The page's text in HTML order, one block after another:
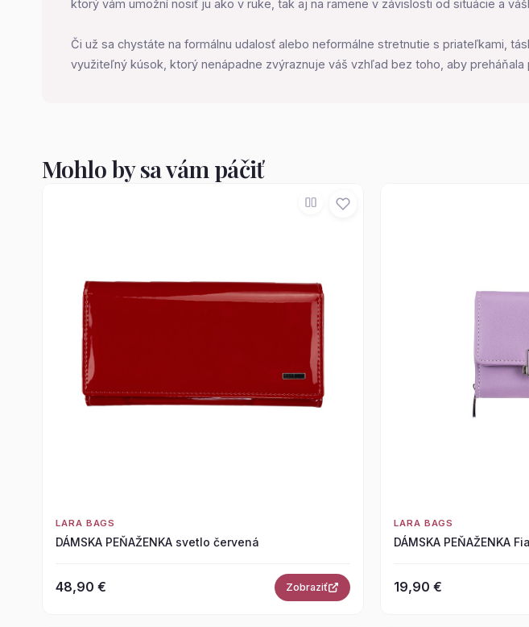
ktorý vám umožní nosiť ju ako v ruke, tak aj na ramene v závislosti od situácie a
Či už sa chystáte na formálnu udalosť alebo neformálne stretnutie s priateľkami,
využiteľný kúsok, ktorý nenápadne zvýraznuje váš vzhľad bez toho, aby preháňala
Mohlo by sa vám páčiť
LARA BAGS
DÁMSKA PEŇAŽENKA svetlo červená
48,90 € Zobraziť
LARA BAGS
DÁMSKA PEŇAŽENKA
19,90 €